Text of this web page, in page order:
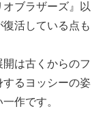
ブラザーズ』以
活している点も
は古くからのフ
するヨッシーの姿
作です。